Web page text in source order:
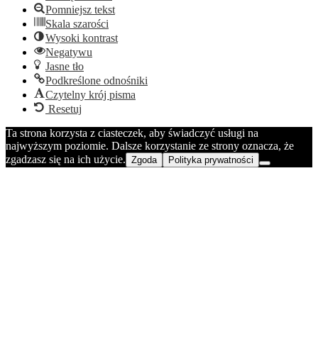
Pomniejsz tekst
Skala szarości
Wysoki kontrast
Negatywu
Jasne tło
Podkreślone odnośniki
Czytelny krój pisma
Resetuj
Ta strona korzysta z ciasteczek, aby świadczyć usługi na
najwyższym poziomie. Dalsze korzystanie ze strony oznacza, że
zgadzasz się na ich użycie. Zgoda Polityka prywatności